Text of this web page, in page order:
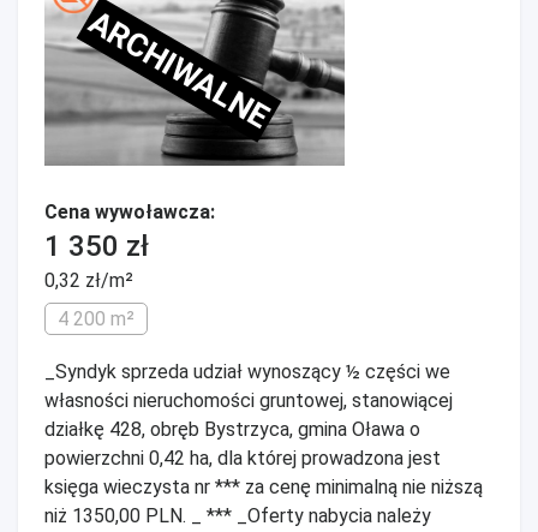
ARCHIWALNE
Cena wywoławcza:
1 350 zł
0,32 zł/m²
4 200 m²
_Syndyk sprzeda udział wynoszący ½ części we
własności nieruchomości gruntowej, stanowiącej
działkę 428, obręb Bystrzyca, gmina Oława o
powierzchni 0,42 ha, dla której prowadzona jest
księga wieczysta nr *** za cenę minimalną nie niższą
niż 1350,00 PLN. _ *** _Oferty nabycia należy